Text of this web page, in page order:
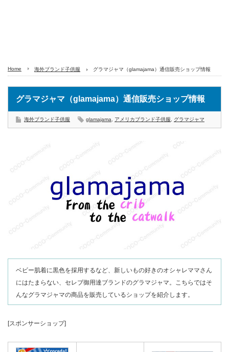
Home 海外ブランド子供服 グラマジャマ（glamajama）通信販売ショップ情報
グラマジャマ（glamajama）通信販売ショップ情報
海外ブランド子供服 glamajama アメリカブランド子供服 グラマジャマ
ベビー肌着に黒色を採用するなど、新しいもの好きのオシャレママさん
にはたまらない、セレブ御用達ブランドのグラマジャマ。こちらではそ
んなグラマジャマの商品を販売しているショップを紹介します。
[スポンサーショップ]